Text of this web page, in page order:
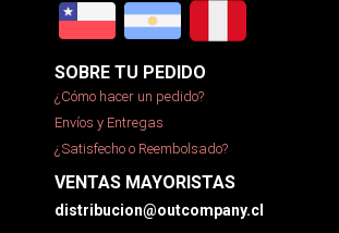
SOBRE TU PEDIDO
¿Cómo hacer un pedido?
Envíos y Entregas
¿Satisfecho o Reembolsado?
VENTAS MAYORISTAS
distribucion@outcompany.cl